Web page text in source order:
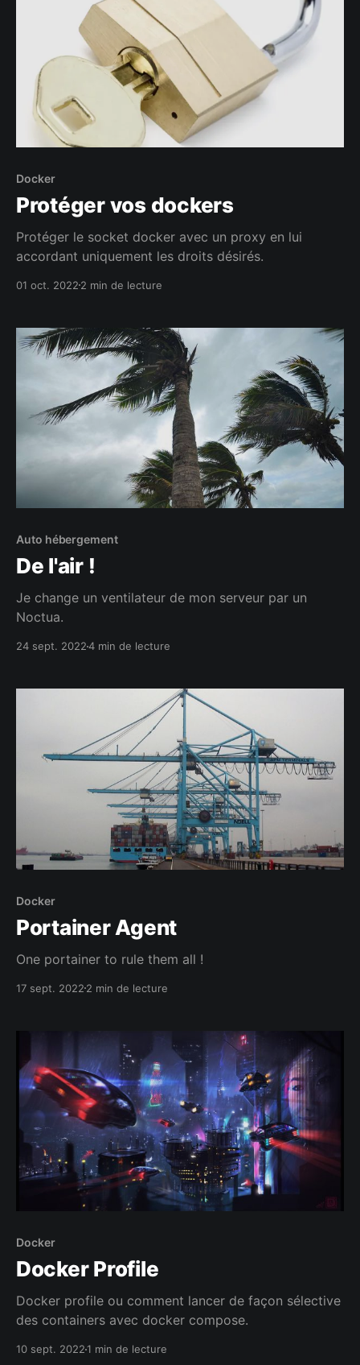
Docker
Protéger vos dockers
Protéger le socket docker avec un proxy en lui
accordant uniquement les droits désirés.
01 oct. 2022 2 min de lecture
Auto hébergement
De l'air !
Je change un ventilateur de mon serveur par un
Noctua.
24 sept. 20224 min de lecture
Docker
Portainer Agent
One portainer to rule them all !
17 sept. 2022 2 min de lecture
Docker
Docker Profile
Docker profile ou comment lancer de façon sélective
des containers avec docker compose.
10 sept. 20221 min de lecture